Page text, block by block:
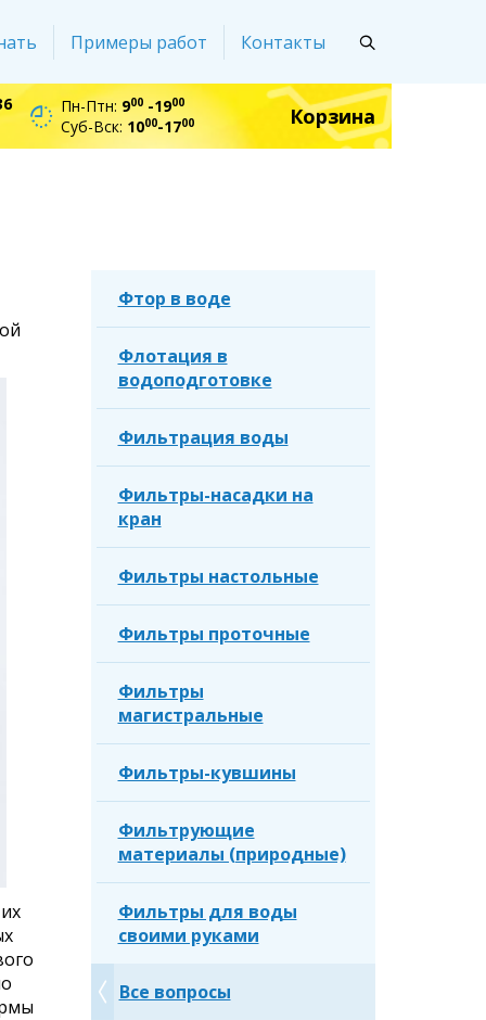
Примеры работ Контакты
Пн-Птн: 900 -1900
Суб-Вск: 1000-1700 Корзина
Фтор в воде
Флотация в
водоподготовке
Фильтрация воды
Фильтры-насадки на
кран
Фильтры настольные
Фильтры проточные
Фильтры
магистральные
Фильтры-кувшины
Фильтрующие
материалы (природные)
Фильтры для воды
своими руками
Все вопросы